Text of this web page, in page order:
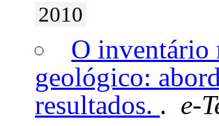
2010
O inventário
geológico:
resultados. . e-